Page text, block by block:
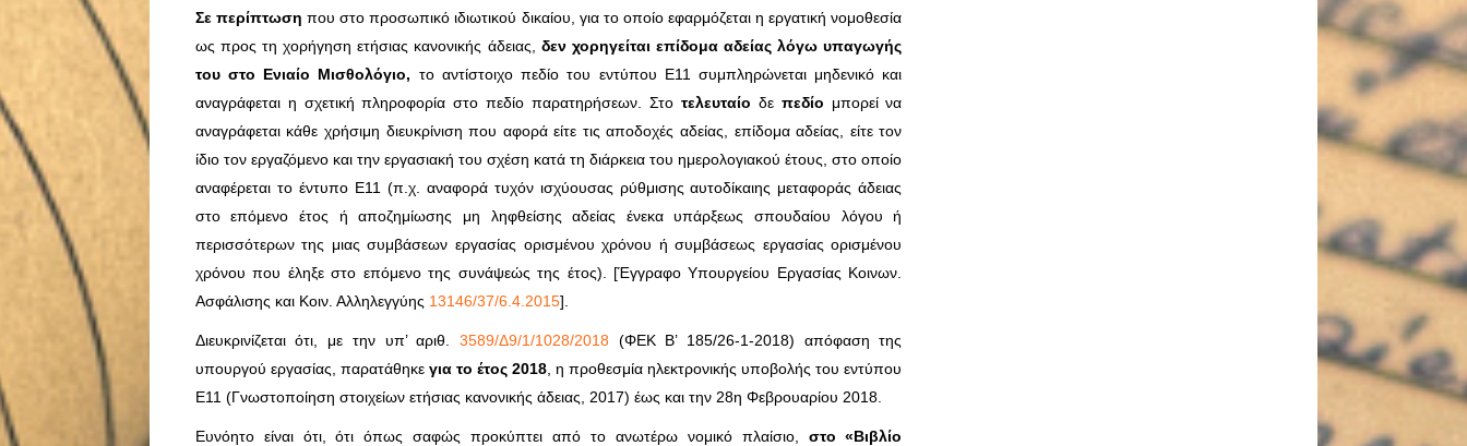
Σε περίπτωση που στο προσωπικό ιδιωτικού δικαίου, για το οποίο εφαρμόζεται η εργατική νομοθεσία
ως προς τη χορήγηση ετήσιας κανονικής άδειας, δεν χορηγείται επίδομα αδείας λόγω υπαγωγής
του στο Ενιαίο Μισθολόγιο, το αντίστοιχο πεδίο του εντύπου E11 συμπληρώνεται μηδενικό και
αναγράφεται η σχετική πληροφορία στο πεδίο παρατηρήσεων. Στο τελευταίο δεπεδίο μπορεί να
αναγράφεται κάθε χρήσιμη διευκρίνιση που αφορά είτε τις αποδοχές αδείας, επίδομα αδείας, είτε τον
ίδιο τον εργαζόμενο και την εργασιακή του σχέση κατά τη διάρκεια του ημερολογιακού έτους, στο οποίο
αναφέρεται το έντυπο E11 (π.χ. αναφορά τυχόν ισχύουσας ρύθμισης αυτοδίκαιης μεταφοράς άδειας
στο επόμενο έτος ή αποζημίωσης μη ληφθείσης αδείας ένεκα υπάρξεως σπουδαίου λόγου ή
περισσότερων της μιας συμβάσεων εργασίας ορισμένου χρόνου ή συμβάσεως εργασίας ορισμένου
χρόνου που έληξε στο επόμενο της συνάψεώς της έτος). [Έγγραφο Υπουργείου Εργασίας Κοινων.
Ασφάλισης και Κοιν. Αλληλεγγύης 13146/37/6.4.2015].
Διευκρινίζεται ότι, με την υπ’ αριθ. 3589/Δ9/1/1028/2018 (ΦΕΚ Β’ 185/26-1-2018) απόφαση της
υπουργού εργασίας, παρατάθηκε για το έτος 2018 , η προθεσμία ηλεκτρονικής υποβολής του εντύπου
Ε11 (Γνωστοποίηση στοιχείων ετήσιας κανονικής άδειας, 2017) έως και την 28η Φεβρουαρίου 2018.
Ευνόητο είναι ότι, ότι όπως σαφώς προκύπτει από το ανωτέρω νομικό πλαίσιο, στο «Βιβλίο